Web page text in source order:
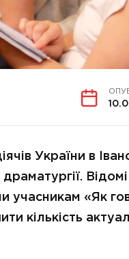
України в
Відомі
учасникам «Як
кількість